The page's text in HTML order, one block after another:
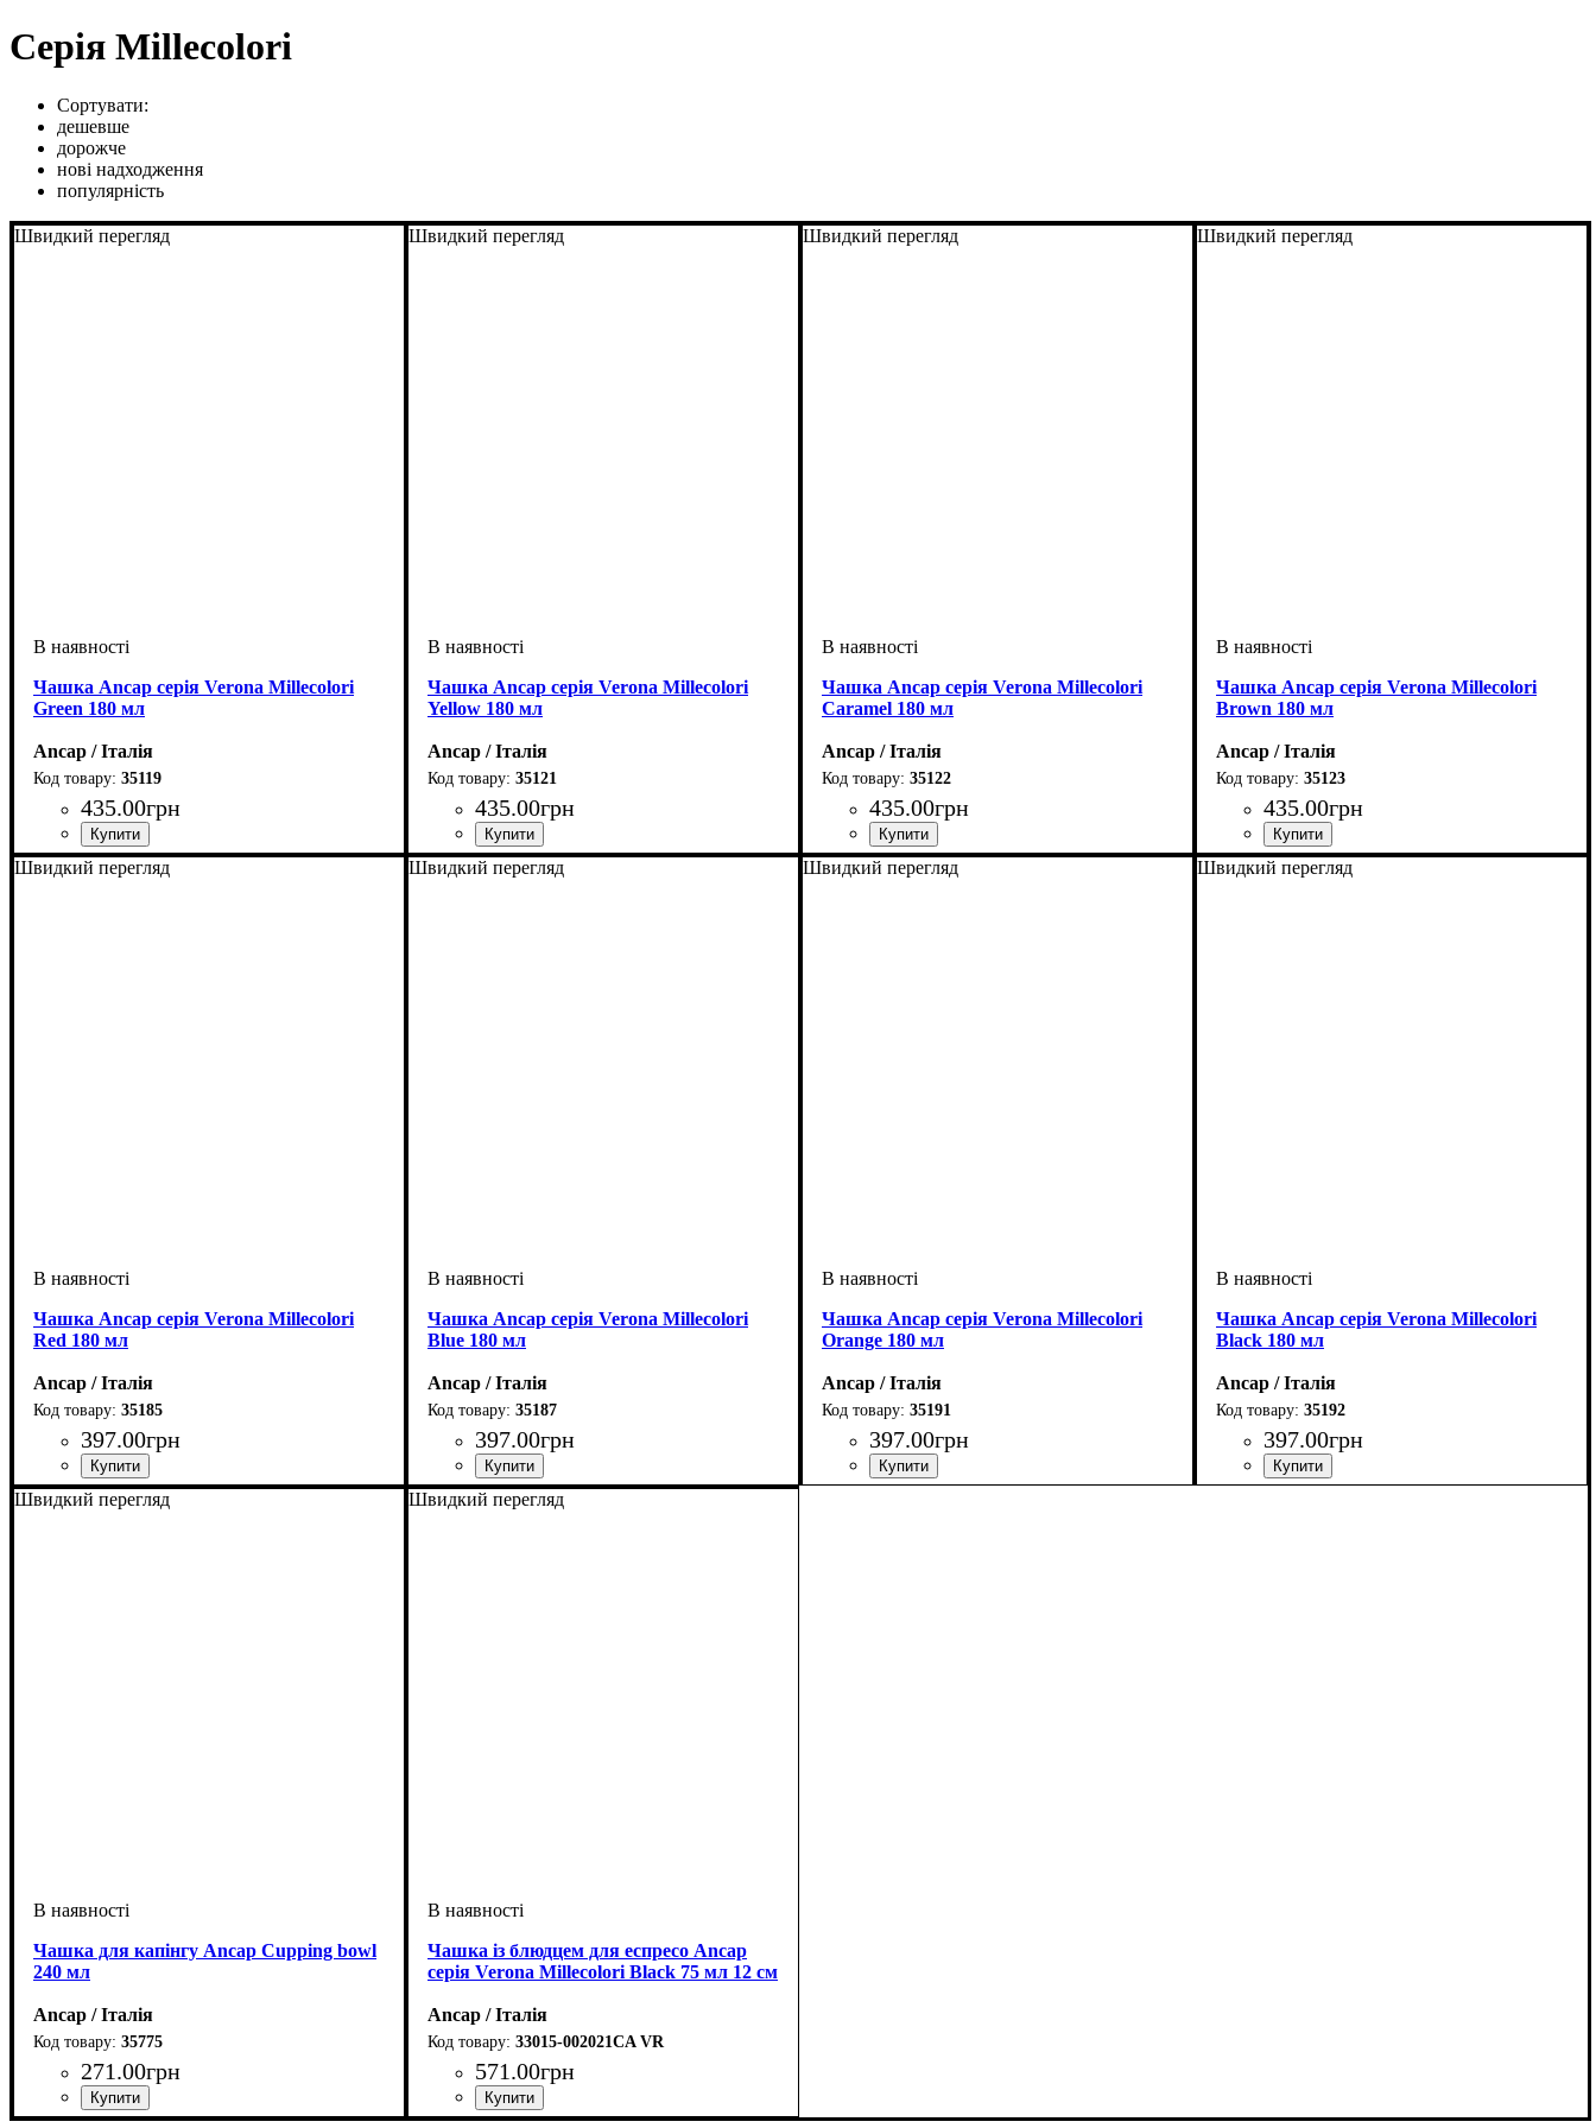
Серія Millecolori
Сортувати:
дешевше
дорожче
нові надходження
популярність
Швидкий перегляд
Чашка Ancap серія Verona Millecolori
Green 180 мл
Ancap / Італія
35119
435.00грн
Швидкий перегляд
Чашка Ancap серія Verona Millecolori
Yellow 180 мл
Ancap / Італія
35121
435.00грн
Швидкий перегляд
Чашка Ancap серія Verona Millecolori
Caramel 180 мл
Ancap / Італія
35122
435.00грн
Швидкий перегляд
Чашка Ancap серія Verona Millecolori
Brown 180 мл
Ancap / Італія
35123
435.00грн
Швидкий перегляд
Чашка Ancap серія Verona Millecolori
Red 180 мл
Ancap / Італія
35185
397.00грн
Швидкий перегляд
Чашка Ancap серія Verona Millecolori
Blue 180 мл
Ancap / Італія
35187
397.00грн
Швидкий перегляд
Чашка Ancap серія Verona Millecolori
Orange 180 мл
Ancap / Італія
35191
397.00грн
Швидкий перегляд
Чашка Ancap серія Verona Millecolori
Black 180 мл
Ancap / Італія
35192
397.00грн
Швидкий перегляд
Чашка для капінгу Ancap Cupping bowl
240 мл
Ancap / Італія
35775
271.00грн
Швидкий перегляд
Чашка із блюдцем для еспресо Ancap
серія Verona Millecolori Black 75 мл 12 см
Ancap / Італія
33015-002021CA VR
571.00грн